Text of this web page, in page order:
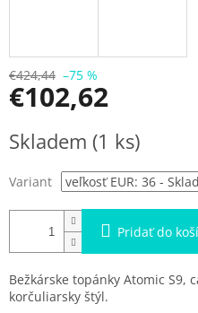
€424,44 –75 %
€102,62
cena:
Skladem (1 ks)
Variant
Pridať do
Bežkárske topánky Atomic S9,
korčuliarsky štýl.